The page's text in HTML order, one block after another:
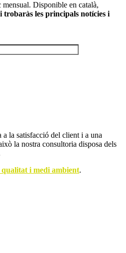
mensual. Disponible en català,
trobaràs les principals notícies i
a la satisfacció del client i a una
la nostra consultoria disposa dels
i medi ambient.